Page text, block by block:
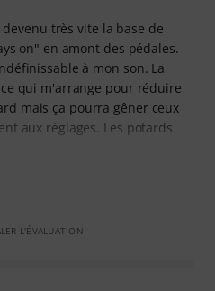
très vite la base de
on" en amont des pédales.
à mon son. La
qui m'arrange pour réduire
mais ça pourra gêner ceux
aux réglages. Les potards
L'ÉVALUATION